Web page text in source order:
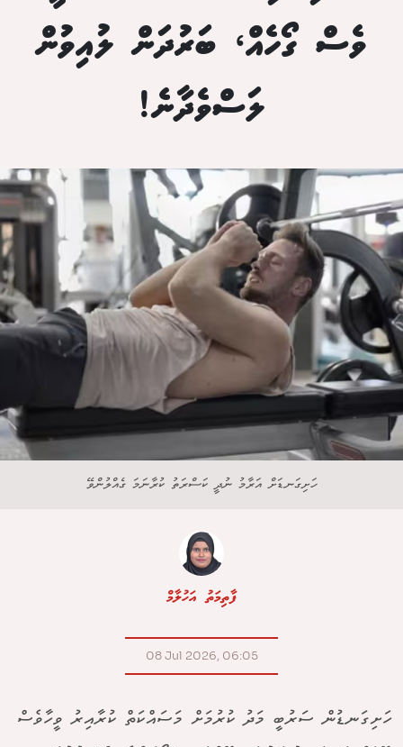
ވެސް ގޯހެއް، ބަރުދަން ލުއިވުން
ލަސްވެދާނެ!
ހަށިގަނޑަށް އަރާމު ނުދީ ކަސްރަތު ކުރާނަމަ ގެއްލުންވޭ
ފާތިމަތު އަހުލާމް
08 Jul 2026, 06:05
ހަށިގަނޑުން ސަރުބީ މަދު ކުރުމަށް މަސައްކަތް ކުރާއިރު ވީހާވެސް